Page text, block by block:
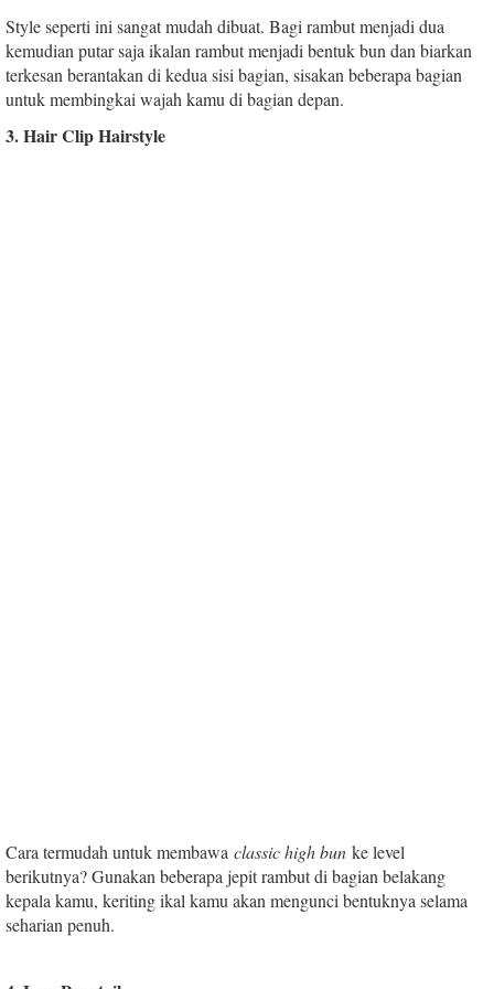
Style seperti ini sangat mudah dibuat. Bagi rambut menjadi dua
kemudian putar saja ikalan rambut menjadi bentuk bun dan biarkan
terkesan berantakan di kedua sisi bagian, sisakan beberapa bagian
untuk membingkai wajah kamu di bagian depan.
3. Hair Clip Hairstyle
Cara termudah untuk membawa classic high bun ke level
berikutnya? Gunakan beberapa jepit rambut di bagian belakang
kepala kamu, keriting ikal kamu akan mengunci bentuknya selama
seharian penuh.